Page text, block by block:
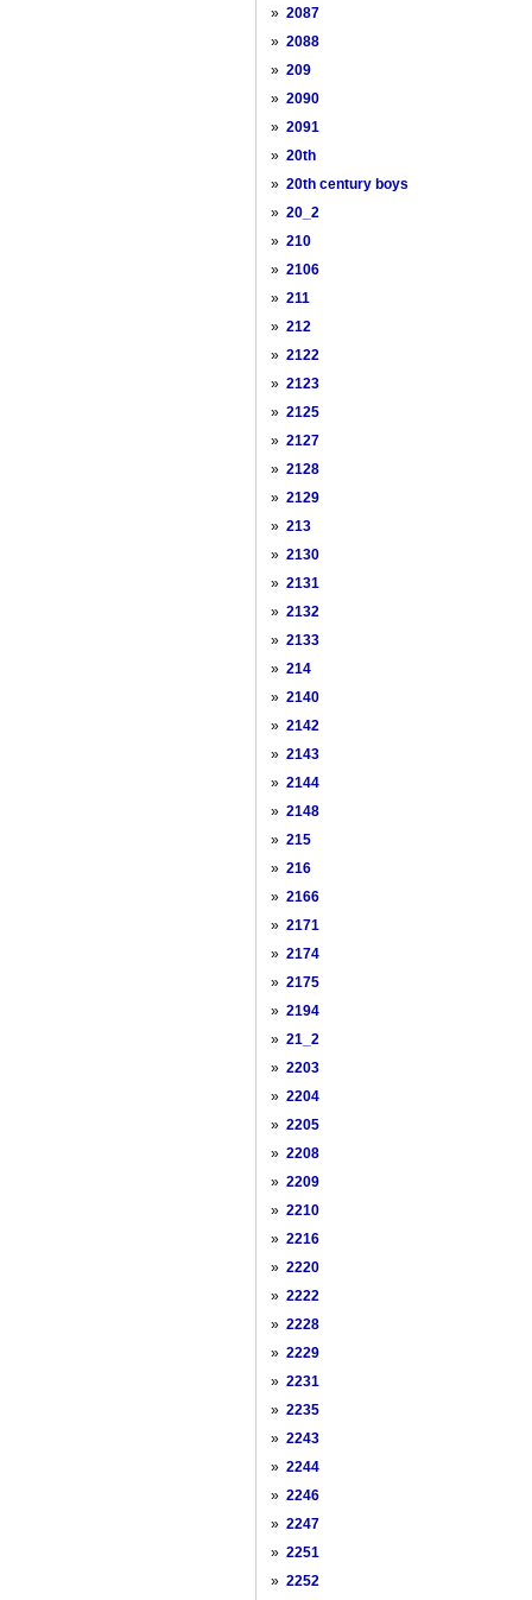
» 2087
» 2088
» 209
» 2090
» 2091
» 20th
» 20th century boys
» 20_2
» 210
» 2106
» 211
» 212
» 2122
» 2123
» 2125
» 2127
» 2128
» 2129
» 213
» 2130
» 2131
» 2132
» 2133
» 214
» 2140
» 2142
» 2143
» 2144
» 2148
» 215
» 216
» 2166
» 2171
» 2174
» 2175
» 2194
» 21_2
» 2203
» 2204
» 2205
» 2208
» 2209
» 2210
» 2216
» 2220
» 2222
» 2228
» 2229
» 2231
» 2235
» 2243
» 2244
» 2246
» 2247
» 2251
» 2252